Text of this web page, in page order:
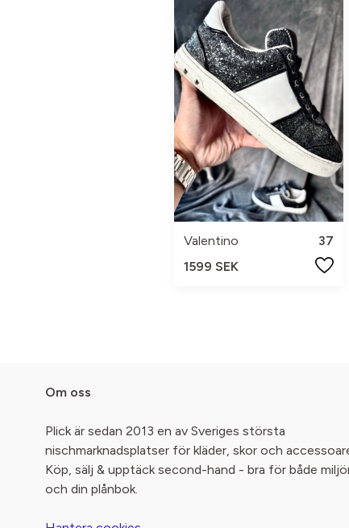
Valentino
37
1599 SEK
Om oss
Plick är sedan 2013 en av Sveriges största
nischmarknadsplatser för kläder, skor och
Köp, sälj & upptäck second-hand - bra för både
och din plånbok.